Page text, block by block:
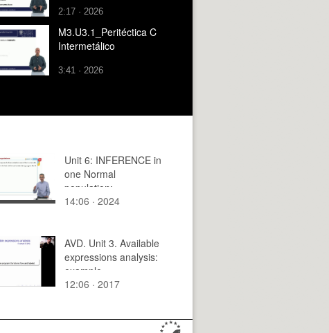
2:17 · 2026
M3.U3.1_Peritéctica C
Intermetálico
3:41 · 2026
Unit 6: INFERENCE in
one Normal
population:
Comparison of
14:06 · 2024
AVD. Unit 3. Available
expressions analysis:
example
12:06 · 2017